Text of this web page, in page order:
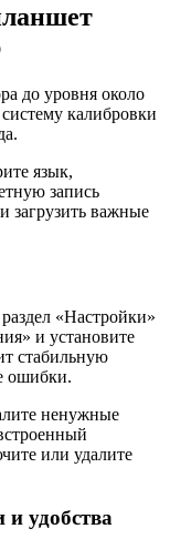
до уровня около
калибровки
язык,
запись
загрузить важные
«Настройки»
и установите
стабильную
ошибки.
ненужные
или удалите
и удобства